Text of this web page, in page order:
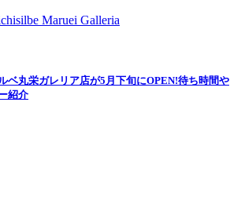
ベ丸栄ガレリア店が5月下旬にOPEN!待ち時間や
紹介